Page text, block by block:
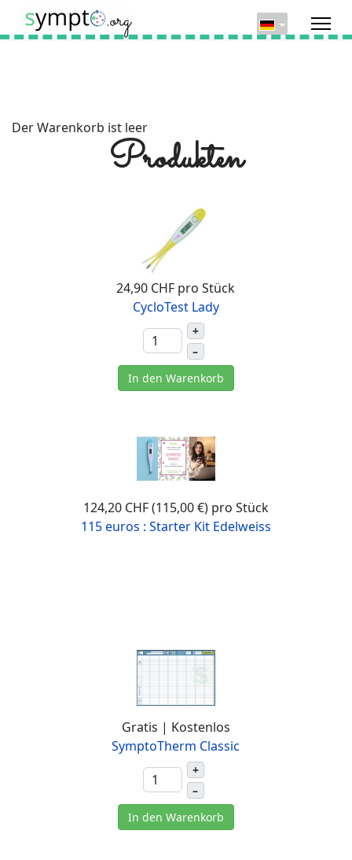
Der Warenkorb ist leer
Produkten
24,90 CHF pro Stück
CycloTest Lady
+
–
In den Warenkorb
124,20 CHF (115,00 €) pro Stück
115 euros : Starter Kit Edelweiss
Gratis | Kostenlos
SymptoTherm Classic
+
–
In den Warenkorb